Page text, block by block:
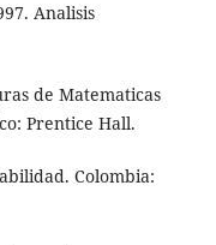
Analisis
de Matematicas
Prentice Hall.
Colombia: